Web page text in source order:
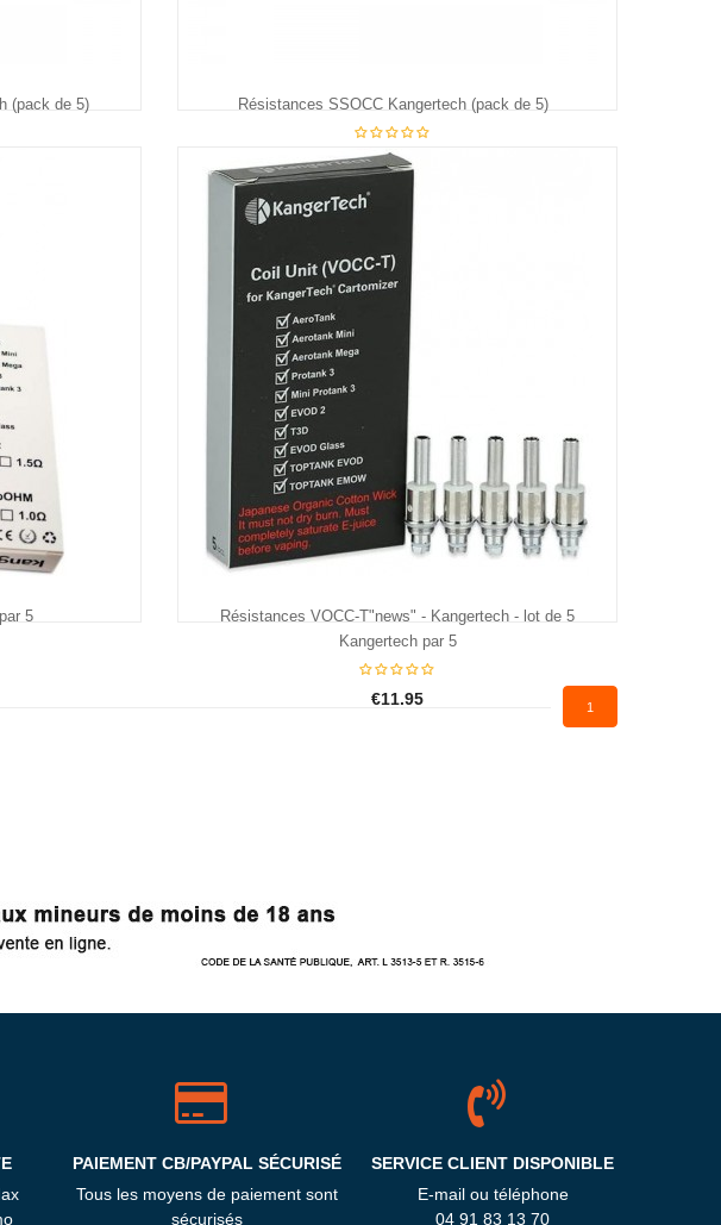
(pack de 5) Résistances SSOCC Kangertech (pack de 5)
€18.95
5
Résistances VOCC-T"news" - Kangertech - lot de 5
Kangertech par 5
€11.95 1
PAIEMENT CB/PAYPAL SÉCURISÉ
Tous les moyens de paiement sont
sécurisés
SERVICE CLIENT DISPONIBLE
E-mail ou téléphone
04 91 83 13 70